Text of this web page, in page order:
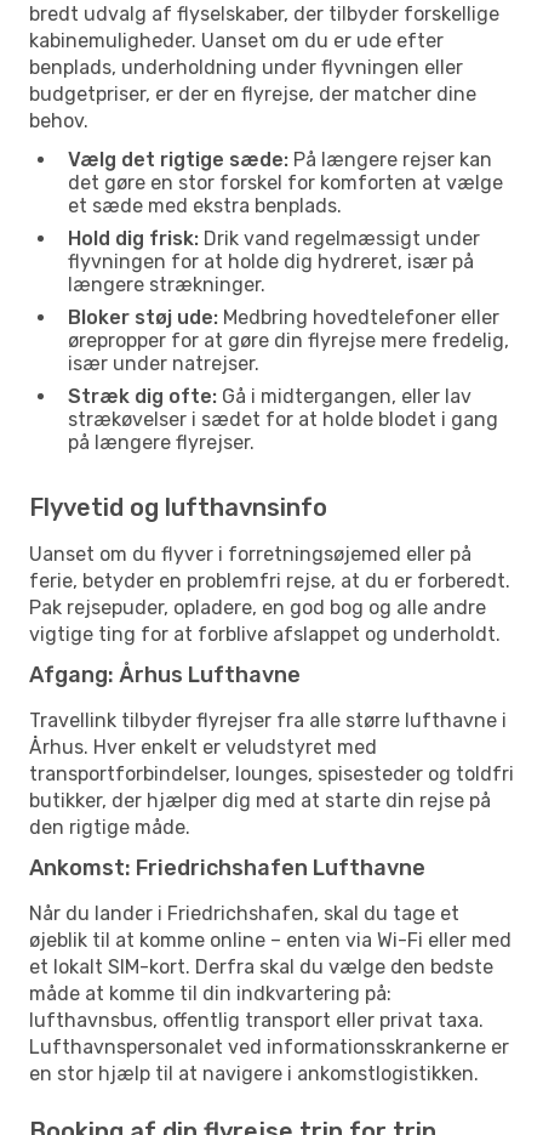
bredt udvalg af flyselskaber, der tilbyder forskellige
kabinemuligheder. Uanset om du er ude efter
benplads, underholdning under flyvningen eller
budgetpriser, er der en flyrejse, der matcher dine
behov.
Vælg det rigtige sæde: På længere rejser kan
det gøre en stor forskel for komforten at vælge
et sæde med ekstra benplads.
Hold dig frisk: Drik vand regelmæssigt under
flyvningen for at holde dig hydreret, især på
længere strækninger.
Bloker støj ude: Medbring hovedtelefoner eller
ørepropper for at gøre din flyrejse mere fredelig,
især under natrejser.
Stræk dig ofte: Gå i midtergangen, eller lav
strækøvelser i sædet for at holde blodet i gang
på længere flyrejser.
Flyvetid og lufthavnsinfo
Uanset om du flyver i forretningsøjemed eller på
ferie, betyder en problemfri rejse, at du er forberedt.
Pak rejsepuder, opladere, en god bog og alle andre
vigtige ting for at forblive afslappet og underholdt.
Afgang: Århus Lufthavne
Travellink tilbyder flyrejser fra alle større lufthavne i
Århus. Hver enkelt er veludstyret med
transportforbindelser, lounges, spisesteder og toldfri
butikker, der hjælper dig med at starte din rejse på
den rigtige måde.
Ankomst: Friedrichshafen Lufthavne
Når du lander i Friedrichshafen, skal du tage et
øjeblik til at komme online – enten via Wi-Fi eller med
et lokalt SIM-kort. Derfra skal du vælge den bedste
måde at komme til din indkvartering på:
lufthavnsbus, offentlig transport eller privat taxa.
Lufthavnspersonalet ved informationsskrankerne er
en stor hjælp til at navigere i ankomstlogistikken.